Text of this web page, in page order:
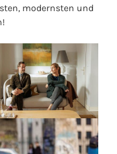
modernsten und